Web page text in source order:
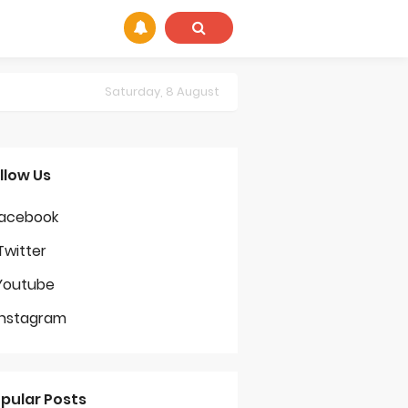
Saturday, 8 August
Us
Posts